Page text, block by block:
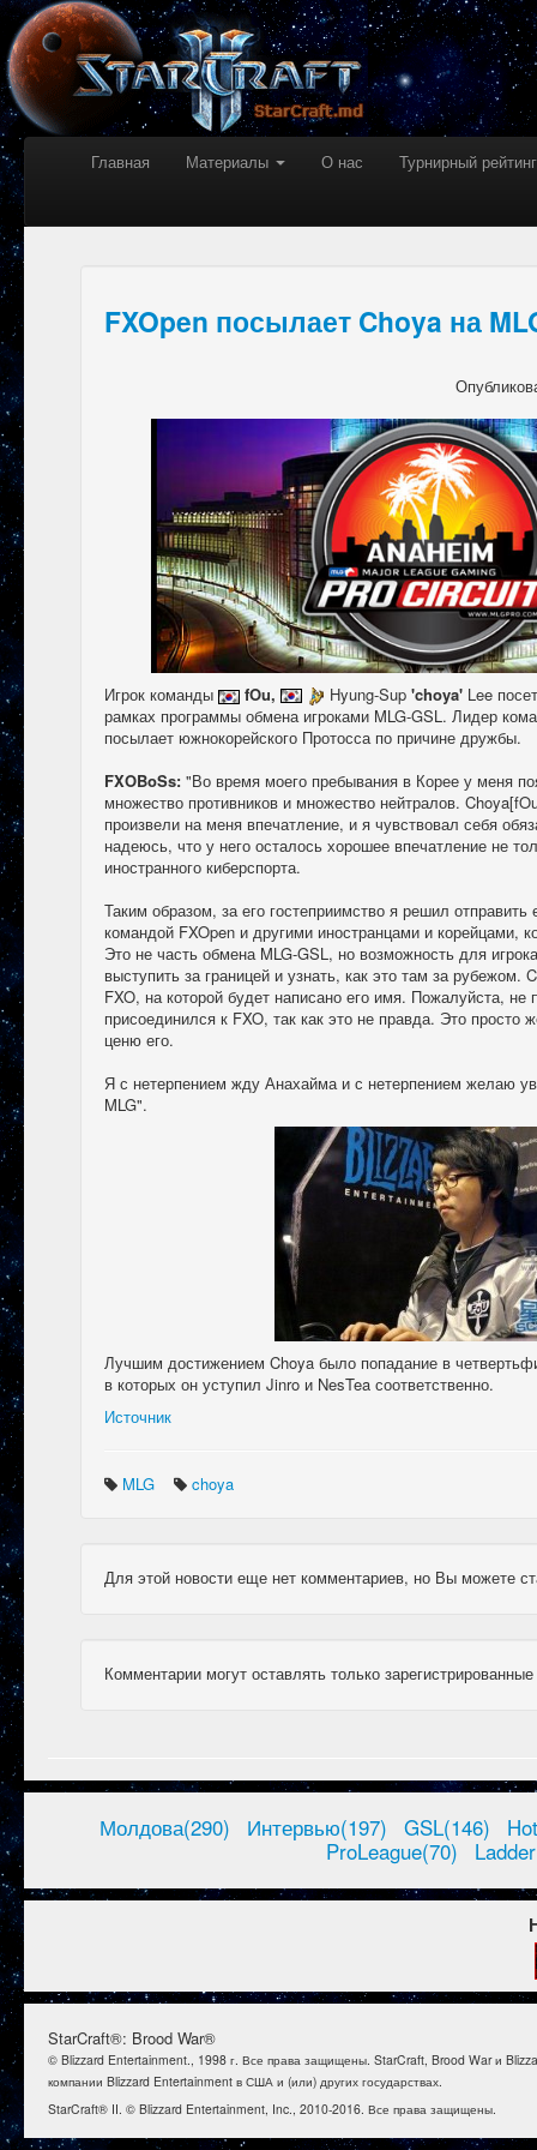
Главная Материалы О нас Турнирный рейтинг
FXOpen посылает Choya на
Игрок команды fOu, Hyung-Sup 'choya' Lee
рамках программы обмена игроками MLG-GSL. Лидер
посылает южнокорейского Протосса по причине дружбы.
FXOBoSs: "Во время моего пребывания в Корее у меня
множество противников и множество нейтралов.
произвели на меня впечатление, и я чувствовал себя
надеюсь, что у него осталось хорошее впечатление не
иностранного киберспорта.
Таким образом, за его гостеприимство я решил отправить
командой FXOpen и другими иностранцами и корейцами,
Это не часть обмена MLG-GSL, но возможность для
выступить за границей и узнать, как это там за рубежом.
FXO, на которой будет написано его имя. Пожалуйста, не
присоединился к FXO, так как это не правда. Это просто
ценю его.
Я с нетерпением жду Анахайма и с нетерпением желаю
MLG".
Лучшим достижением Choya было попадание в
в которых он уступил Jinro и NesTea соответственно.
Источник
MLG choya
Для этой новости еще нет комментариев, но Вы можете
Комментарии могут оставлять только
Молдова(290) Интервью(197) GSL(146)
ProLeague(70)
StarCraft®: Brood War®
© Blizzard Entertainment., 1998 г. Все права защищены. StarCraft, Brood War и
компании Blizzard Entertainment в США и (или) других государствах.
StarCraft® II. © Blizzard Entertainment, Inc., 2010-2016. Все права защищены.